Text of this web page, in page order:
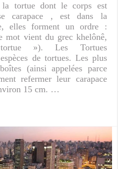
la tortue dont le corps est
carapace , est dans la
elles forment un ordre :
mot vient du grec khelônê,
»). Les Tortues
de tortues. Les plus
(ainsi appelées parce
refermer leur carapace
15 cm. …